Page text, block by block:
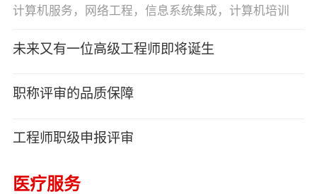
计算机服务，网络工程，信息系统集成，计算机培训
未来又有一位高级工程师即将诞生
职称评审的品质保障
工程师职级申报评审
医疗服务